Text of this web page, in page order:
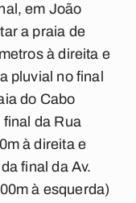
em João
a praia de
à direita e
pluvial no final
do Cabo
da Rua
à direita e
final da Av.
à esquerda)